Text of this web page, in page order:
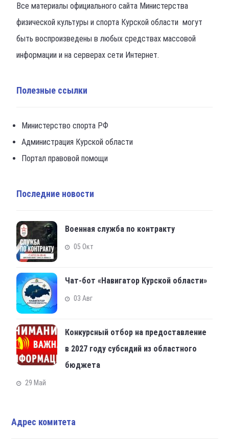
Все материалы официального сайта Министерства
физической культуры и спорта Курской области могут
быть воспроизведены в любых средствах массовой
информации и на серверах сети Интернет.
Полезные ссылки
Министерство спорта РФ
Администрация Курской области
Портал правовой помощи
Последние новости
Военная служба по контракту
05 Окт
Чат-бот «Навигатор Курской области»
03 Авг
Конкурсный отбор на предоставление
в 2027 году субсидий из областного
бюджета
29 Май
Адрес комитета